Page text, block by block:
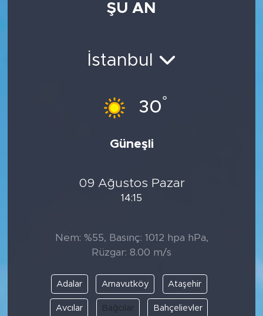
ŞU AN
İstanbul
30°
Güneşli
09 Ağustos Pazar
14:15
Nem: %55, Basınç: 1012 hpa hPa,
Rüzgar: 8.00 m/s
Adalar Arnavutköy Ataşehir
Avcılar Bağcılar Bahçelievler